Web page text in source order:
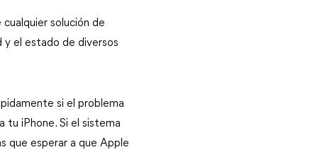
solución de
y el estado de diversos
si el problema
tu iPhone. Si el sistema
que esperar a que Apple